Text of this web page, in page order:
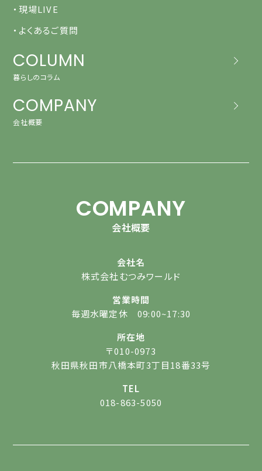
・現場LIVE
・よくあるご質問
COLUMN
暮らしのコラム
COMPANY
会社概要
COMPANY
会社概要
会社名
株式会社むつみワールド
営業時間
毎週水曜定休 09:00~17:30
所在地
〒010-0973
秋田県秋田市八橋本町3丁目18番33号
TEL
018-863-5050